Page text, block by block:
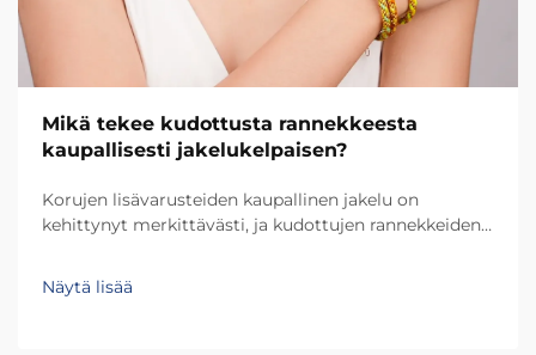
Mikä tekee kudottusta rannekkeesta
kaupallisesti jakelukelpaisen?
Korujen lisävarusteiden kaupallinen jakelu on
kehittynyt merkittävästi, ja kudottujen rannekkeiden
monikäyttöisimmistä ja kannattavimmista
tuoteryhmistä vähittäiskauppiaille ja jakelijoille.
Näytä lisää